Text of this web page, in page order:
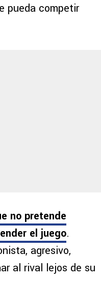
pueda competir
no pretende
el juego.
agresivo,
al rival lejos de su